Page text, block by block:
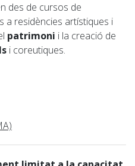
des de cursos de
a residències artístiques i
patrimoni i la creació de
i coreutiques.